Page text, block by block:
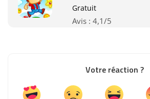
Gratuit
Avis : 4,1/5
Votre réaction ?